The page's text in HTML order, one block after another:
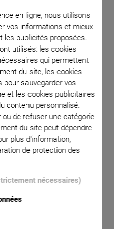
en ligne, nous utilisons
vos informations et mieux
les publicités proposées.
utilisés: les cookies
qui permettent
du site, les cookies
pour sauvegarder vos
et les cookies publicitaires
contenu personnalisé.
de refuser une catégorie
du site peut dépendre
plus d'information,
de protection des
nécessaires)
High
for Microscope
P-